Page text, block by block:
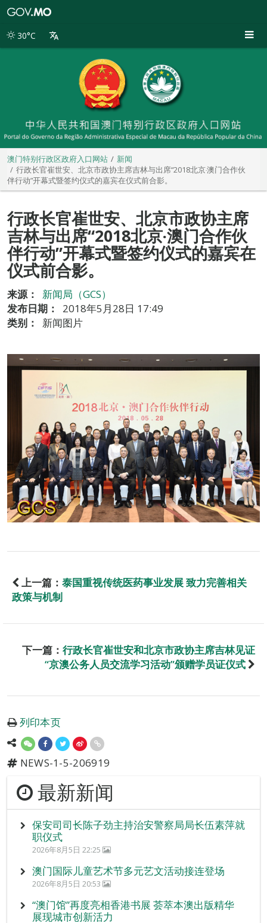
别
30°C
澳门特别行政区政府入口网站
新闻
行政长官崔世安、北京市政协主席吉林与出席“2018北京‧澳门合作伙
伴行动”开幕式暨签约仪式的嘉宾在仪式前合影。
行政长官崔世安、北京市政协主席
吉林与出席“2018北京‧澳门合作伙
伴行动”开幕式暨签约仪式的嘉宾在
仪式前合影。
来源：
新闻局（GCS）
发布日期：
2018年5月28日 17:49
类别：
新闻图片
上一篇： 泰国重视传统医药事业发展 致力完善相关
政策与机制
下一篇： 行政长官崔世安和北京市政协主席吉林见证
“京澳公务人员交流学习活动”颁赠学员证仪式
列印本页
NEWS-1-5-206919
最新新闻
保安司司长陈子劲主持治安警察局局长伍素萍就
职仪式
2026年8月5日 22:25
澳门国际儿童艺术节多元艺文活动接连登场
2026年8月5日 20:53
“澳门馆”再度亮相香港书展 荟萃本澳出版精华
展现城市创新活力